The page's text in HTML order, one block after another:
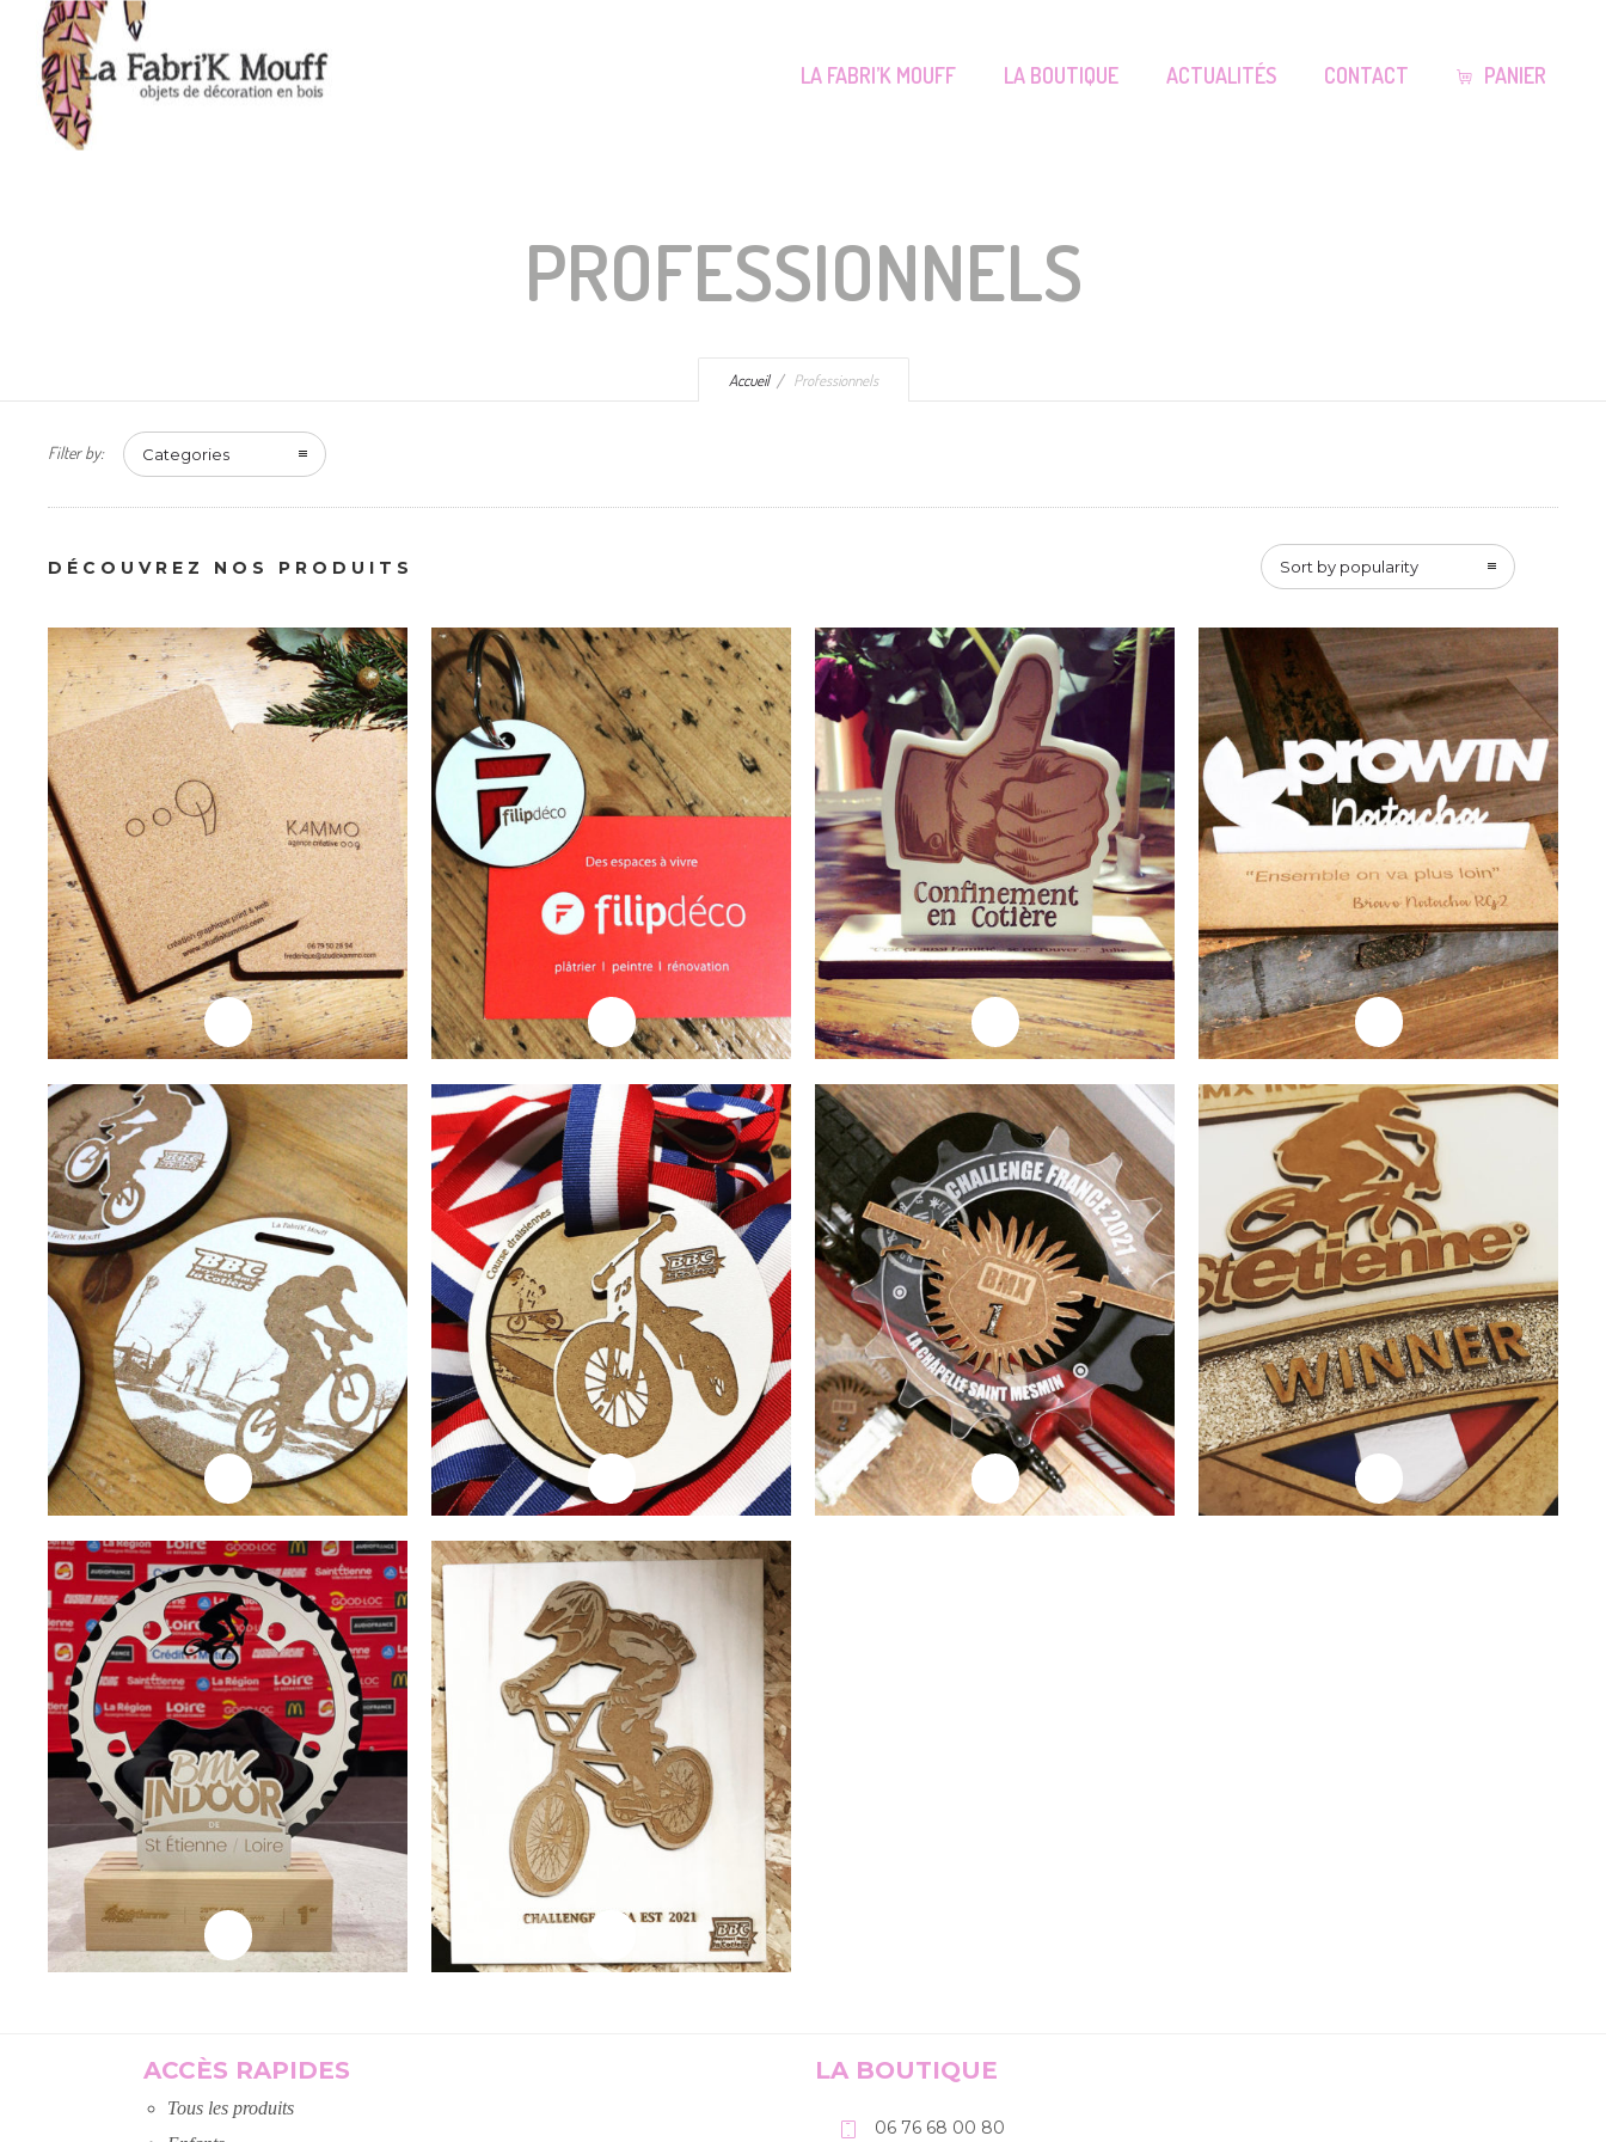
LA FABRI’K MOUFF LA BOUTIQUE ACTUALITÉS CONTACT PANIER
PROFESSIONNELS
Accueil Professionnels
Filter by: Categories
DÉCOUVREZ NOS PRODUITS Sort by popularity
Lire la suite Lire la suite Lire la suite Lire la suite
Lire la suite
Professionnels
Médaille Laqué Blanc
Lire la suite
Professionnels
Medaille Draisienne
Professionnels
Plaque Trophée
Professionnels
Plaque Trophée
Professionnels
Trophée BMX
Professionnels
Plaque Trophée
ACCÈS RAPIDES
Tous les produits
LA BOUTIQUE
06 76 68 00 80